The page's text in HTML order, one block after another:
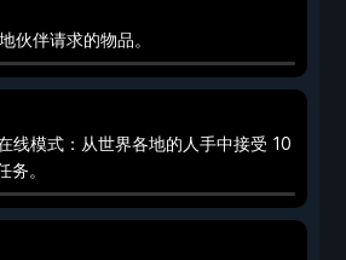
伙伴请求的物品。
线模式：从世界各地的人手中接受 10
务。